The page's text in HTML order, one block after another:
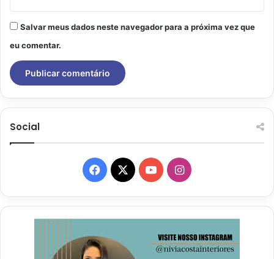
Salvar meus dados neste navegador para a próxima vez que
eu comentar.
Social
Facebook
X YouTubeInstagram